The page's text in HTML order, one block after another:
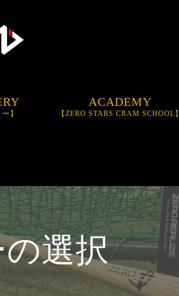
】
ACADEMY
【ZERO STARS CRAM SCHOOL】
BAT】
選択